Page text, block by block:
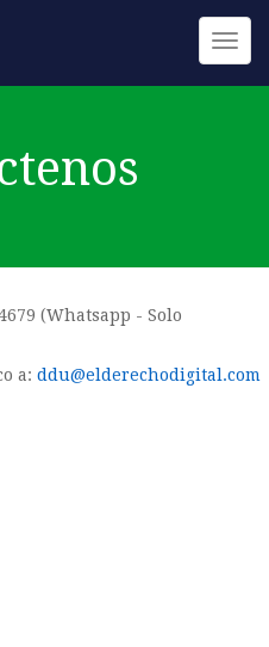
(Whatsapp - Solo
a: ddu@elderechodigital.com